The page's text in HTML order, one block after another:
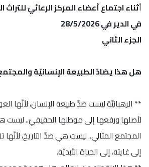
أثناء اجتماع أعضاء المركز الرعائيّ للتراث
في الدير في 28/5/2026
الجزء الثاني
هل هذا يضادّ الطبيعة الإنسانيّة
** الرهبانيّة ليست ضدّ طبيعة الإنسان، لأنّها
لأصلها ورفعها إلى موطنها الحقيقيّ.. ليست
المجتمع المثالي.. ليست هي ضدّ التاريخ، لأنّها
إلى غايته، إلى الحياة الأبديّة.